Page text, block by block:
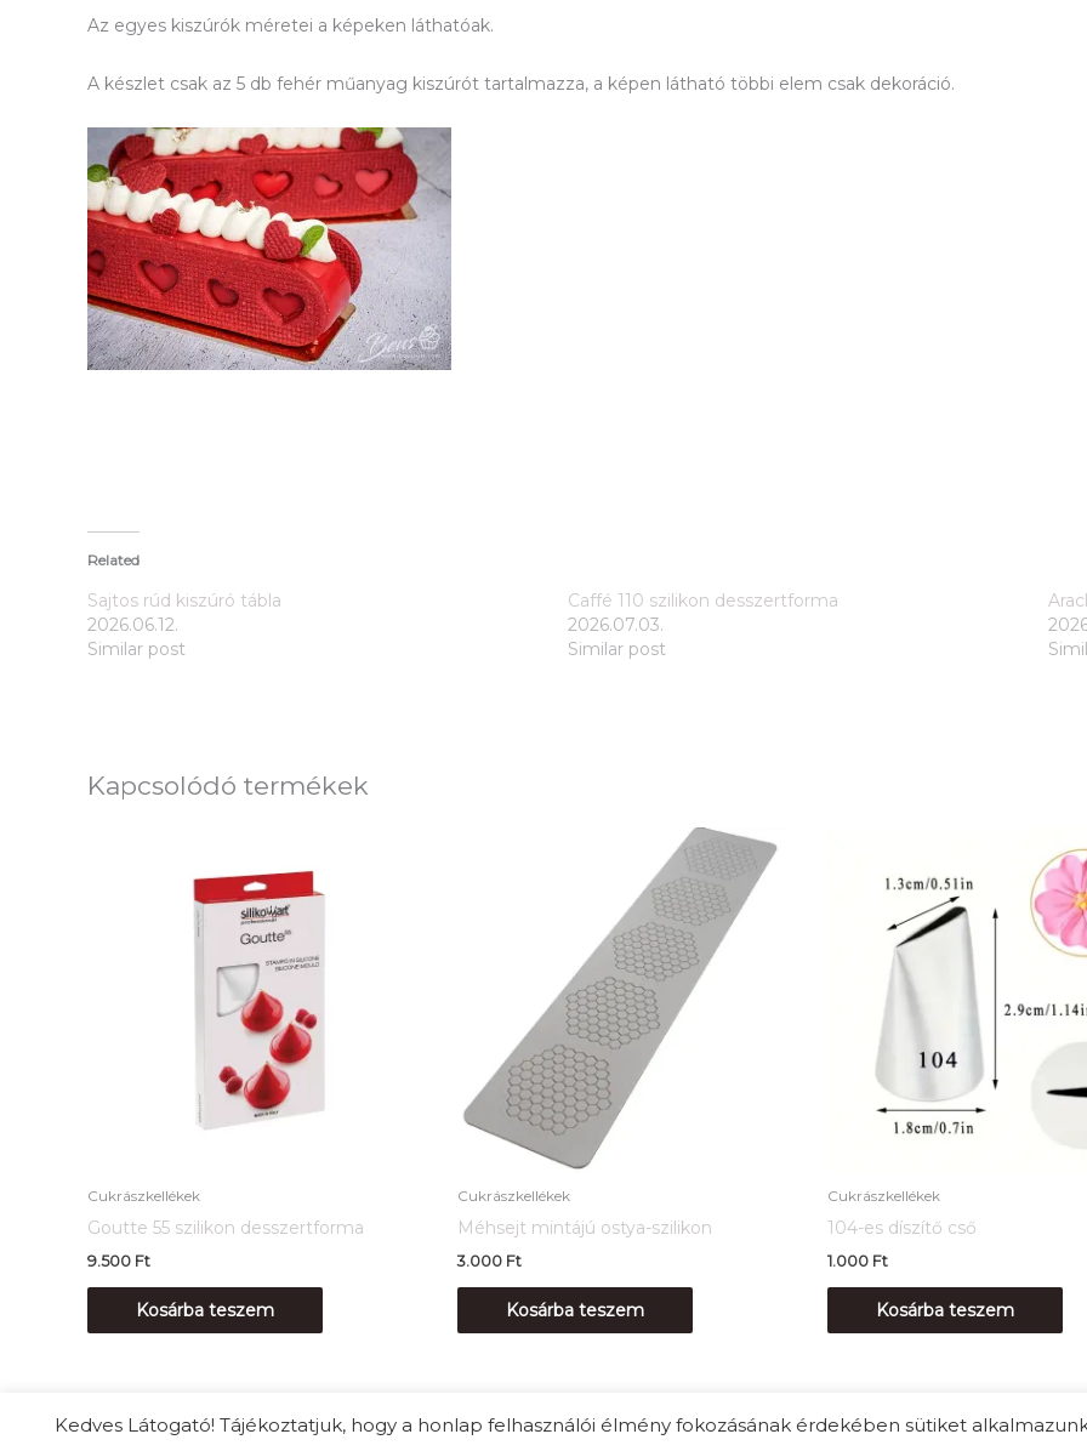
Az egyes kiszúrók méretei a képeken láthatóak.
A készlet csak az 5 db fehér műanyag kiszúrót tartalmazza, a képen látható többi elem csak dekoráció.
Related
Sajtos rúd kiszúró tábla
2026.06.12.
Similar post
Caffé 110 szilikon desszertforma
2026.07.03.
Similar post
Kapcsolódó termékek
Cukrászkellékek
Goutte 55 szilikon desszertforma
9.500 Ft
Kosárba teszem
Cukrászkellékek
Méhsejt mintájú ostya-szilikon
3.000 Ft
Kosárba teszem
Cukrászkellékek
104-es díszítő cső
1.000 Ft
Kosárba teszem
Kedves Látogató! Tájékoztatjuk, hogy a honlap felhasználói élmény fokozásának érdekében sütiket